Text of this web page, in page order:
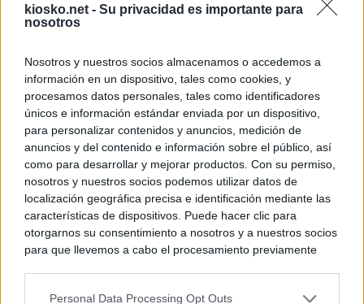
kiosko.net - Su privacidad es importante para
nosotros
Nosotros y nuestros socios almacenamos o accedemos a
información en un dispositivo, tales como cookies, y
procesamos datos personales, tales como identificadores
únicos e información estándar enviada por un dispositivo,
para personalizar contenidos y anuncios, medición de
anuncios y del contenido e información sobre el público, así
como para desarrollar y mejorar productos. Con su permiso,
nosotros y nuestros socios podemos utilizar datos de
localización geográfica precisa e identificación mediante las
características de dispositivos. Puede hacer clic para
otorgarnos su consentimiento a nosotros y a nuestros socios
para que llevemos a cabo el procesamiento previamente
negar su consentimiento. Tenga en cuenta que algún
Personal Data Processing Opt Outs